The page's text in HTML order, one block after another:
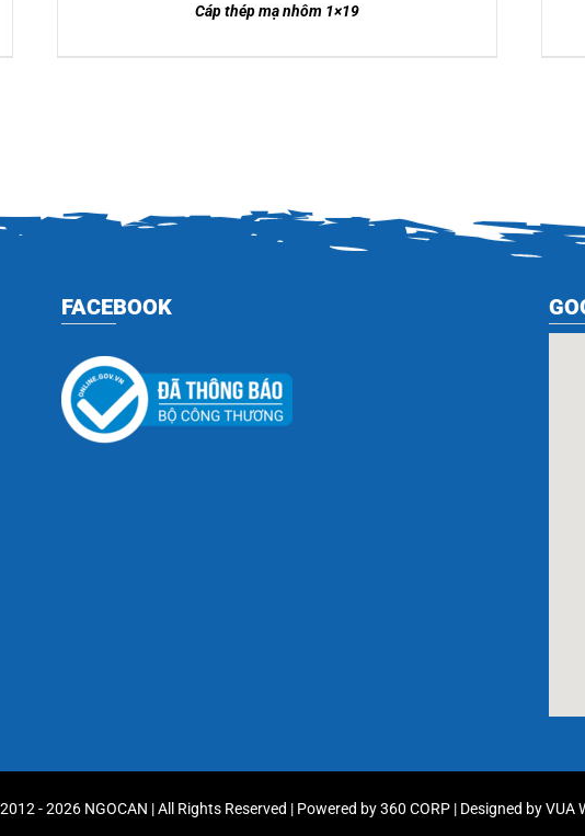
Cáp thép mạ nhôm 1×19
FACEBOOK
- 2026 NGOCAN | All Rights Reserved | Powered by360 CORP| Designed byVUA